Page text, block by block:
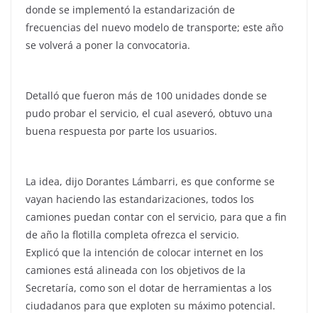
donde se implementó la estandarización de
frecuencias del nuevo modelo de transporte; este año
se volverá a poner la convocatoria.
Detalló que fueron más de 100 unidades donde se
pudo probar el servicio, el cual aseveró, obtuvo una
buena respuesta por parte los usuarios.
La idea, dijo Dorantes Lámbarri, es que conforme se
vayan haciendo las estandarizaciones, todos los
camiones puedan contar con el servicio, para que a fin
de año la flotilla completa ofrezca el servicio.
Explicó que la intención de colocar internet en los
camiones está alineada con los objetivos de la
Secretaría, como son el dotar de herramientas a los
ciudadanos para que exploten su máximo potencial.